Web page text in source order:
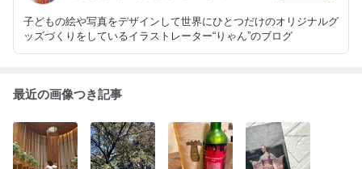
子どもの絵や写真をデザインして世界にひとつだけのオリジナルグ
ッズづくりをしているイラストレーター“りゃん”のブログ
最近の画像つき記事